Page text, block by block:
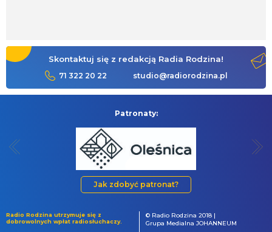
Skontaktuj się z redakcją Radia Rodzina!
71 322 20 22 studio@radiorodzina.pl
Patronaty:
Jak zdobyć patronat?
Radio Rodzina utrzymuje się z
dobrowolnych wpłat radiosłuchaczy.
© Radio Rodzina 2018 |
Grupa Medialna JOHANNEUM